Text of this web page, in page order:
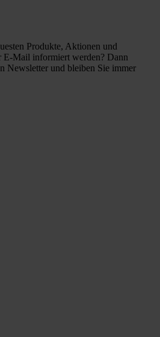
Produkte, Aktionen und
E-Mail informiert werden? Dann
Newsletter und bleiben Sie immer